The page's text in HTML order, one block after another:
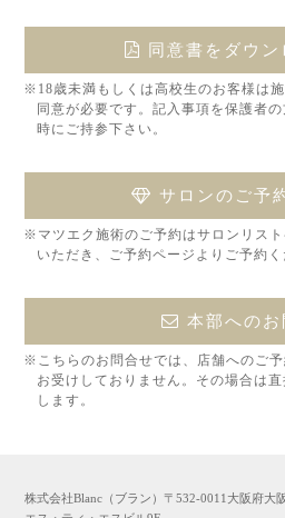
同意書をダウン
※18歳未満もしくは高校生のお客様は
同意が必要です。記入事項を保護者
時にご持参下さい。
サロンのご予
※マツエク施術のご予約はサロンリス
いただき、ご予約ページよりご予約く
本部へのお
※こちらのお問合せでは、店舗へのご
お受けしておりません。その場合は
します。
株式会社Blanc（ブラン）〒532-0011大阪府